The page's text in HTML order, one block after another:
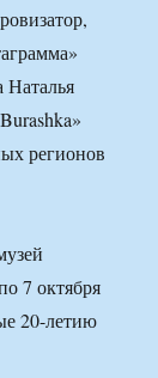
Наталья
регионов
7 октября
20-летию